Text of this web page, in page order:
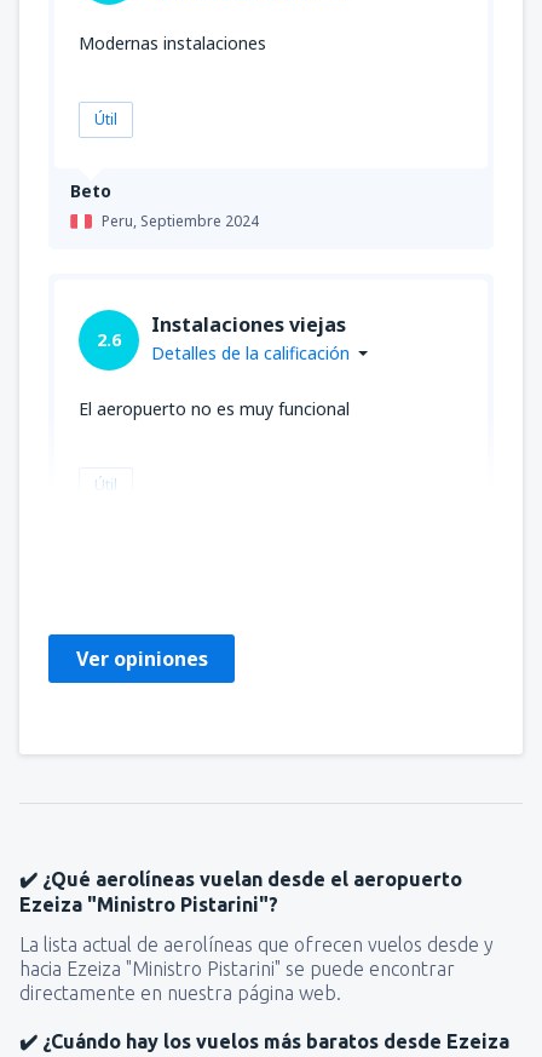
Beto
Peru, Septiembre 2024
Modernas instalaciones
Útil
2.6
Instalaciones viejas
Detalles de la calificación
El aeropuerto no es muy funcional
Útil
Ver opiniones
✔️ ¿Qué aerolíneas vuelan desde el aeropuerto
Ezeiza "Ministro Pistarini"?
La lista actual de aerolíneas que ofrecen vuelos desde y
hacia Ezeiza "Ministro Pistarini" se puede encontrar
directamente en nuestra página web.
✔️ ¿Cuándo hay los vuelos más baratos desde Ezeiza